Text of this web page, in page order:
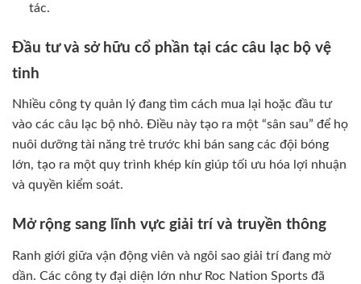
tác.
Đầu tư và sở hữu cổ phần tại các câu lạc bộ vệ
tinh
Nhiều công ty quản lý đang tìm cách mua lại hoặc đầu tư
vào các câu lạc bộ nhỏ. Điều này tạo ra một “sân sau” để họ
nuôi dưỡng tài năng trẻ trước khi bán sang các đội bóng
lớn, tạo ra một quy trình khép kín giúp tối ưu hóa lợi nhuận
và quyền kiểm soát.
Mở rộng sang lĩnh vực giải trí và truyền thông
Ranh giới giữa vận động viên và ngôi sao giải trí đang mờ
dần. Các công ty đại diện lớn như Roc Nation Sports đã